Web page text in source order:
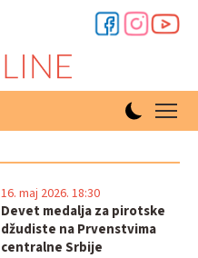
Devet medalja za pirotske
džudiste na Prvenstvima
centralne Srbije
16. maj 2026. 18:30